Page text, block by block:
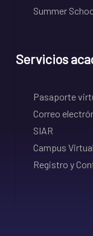
Summer
Servicios
Pasaporte
Correo
SIAR
Campus Virtual
Registro y